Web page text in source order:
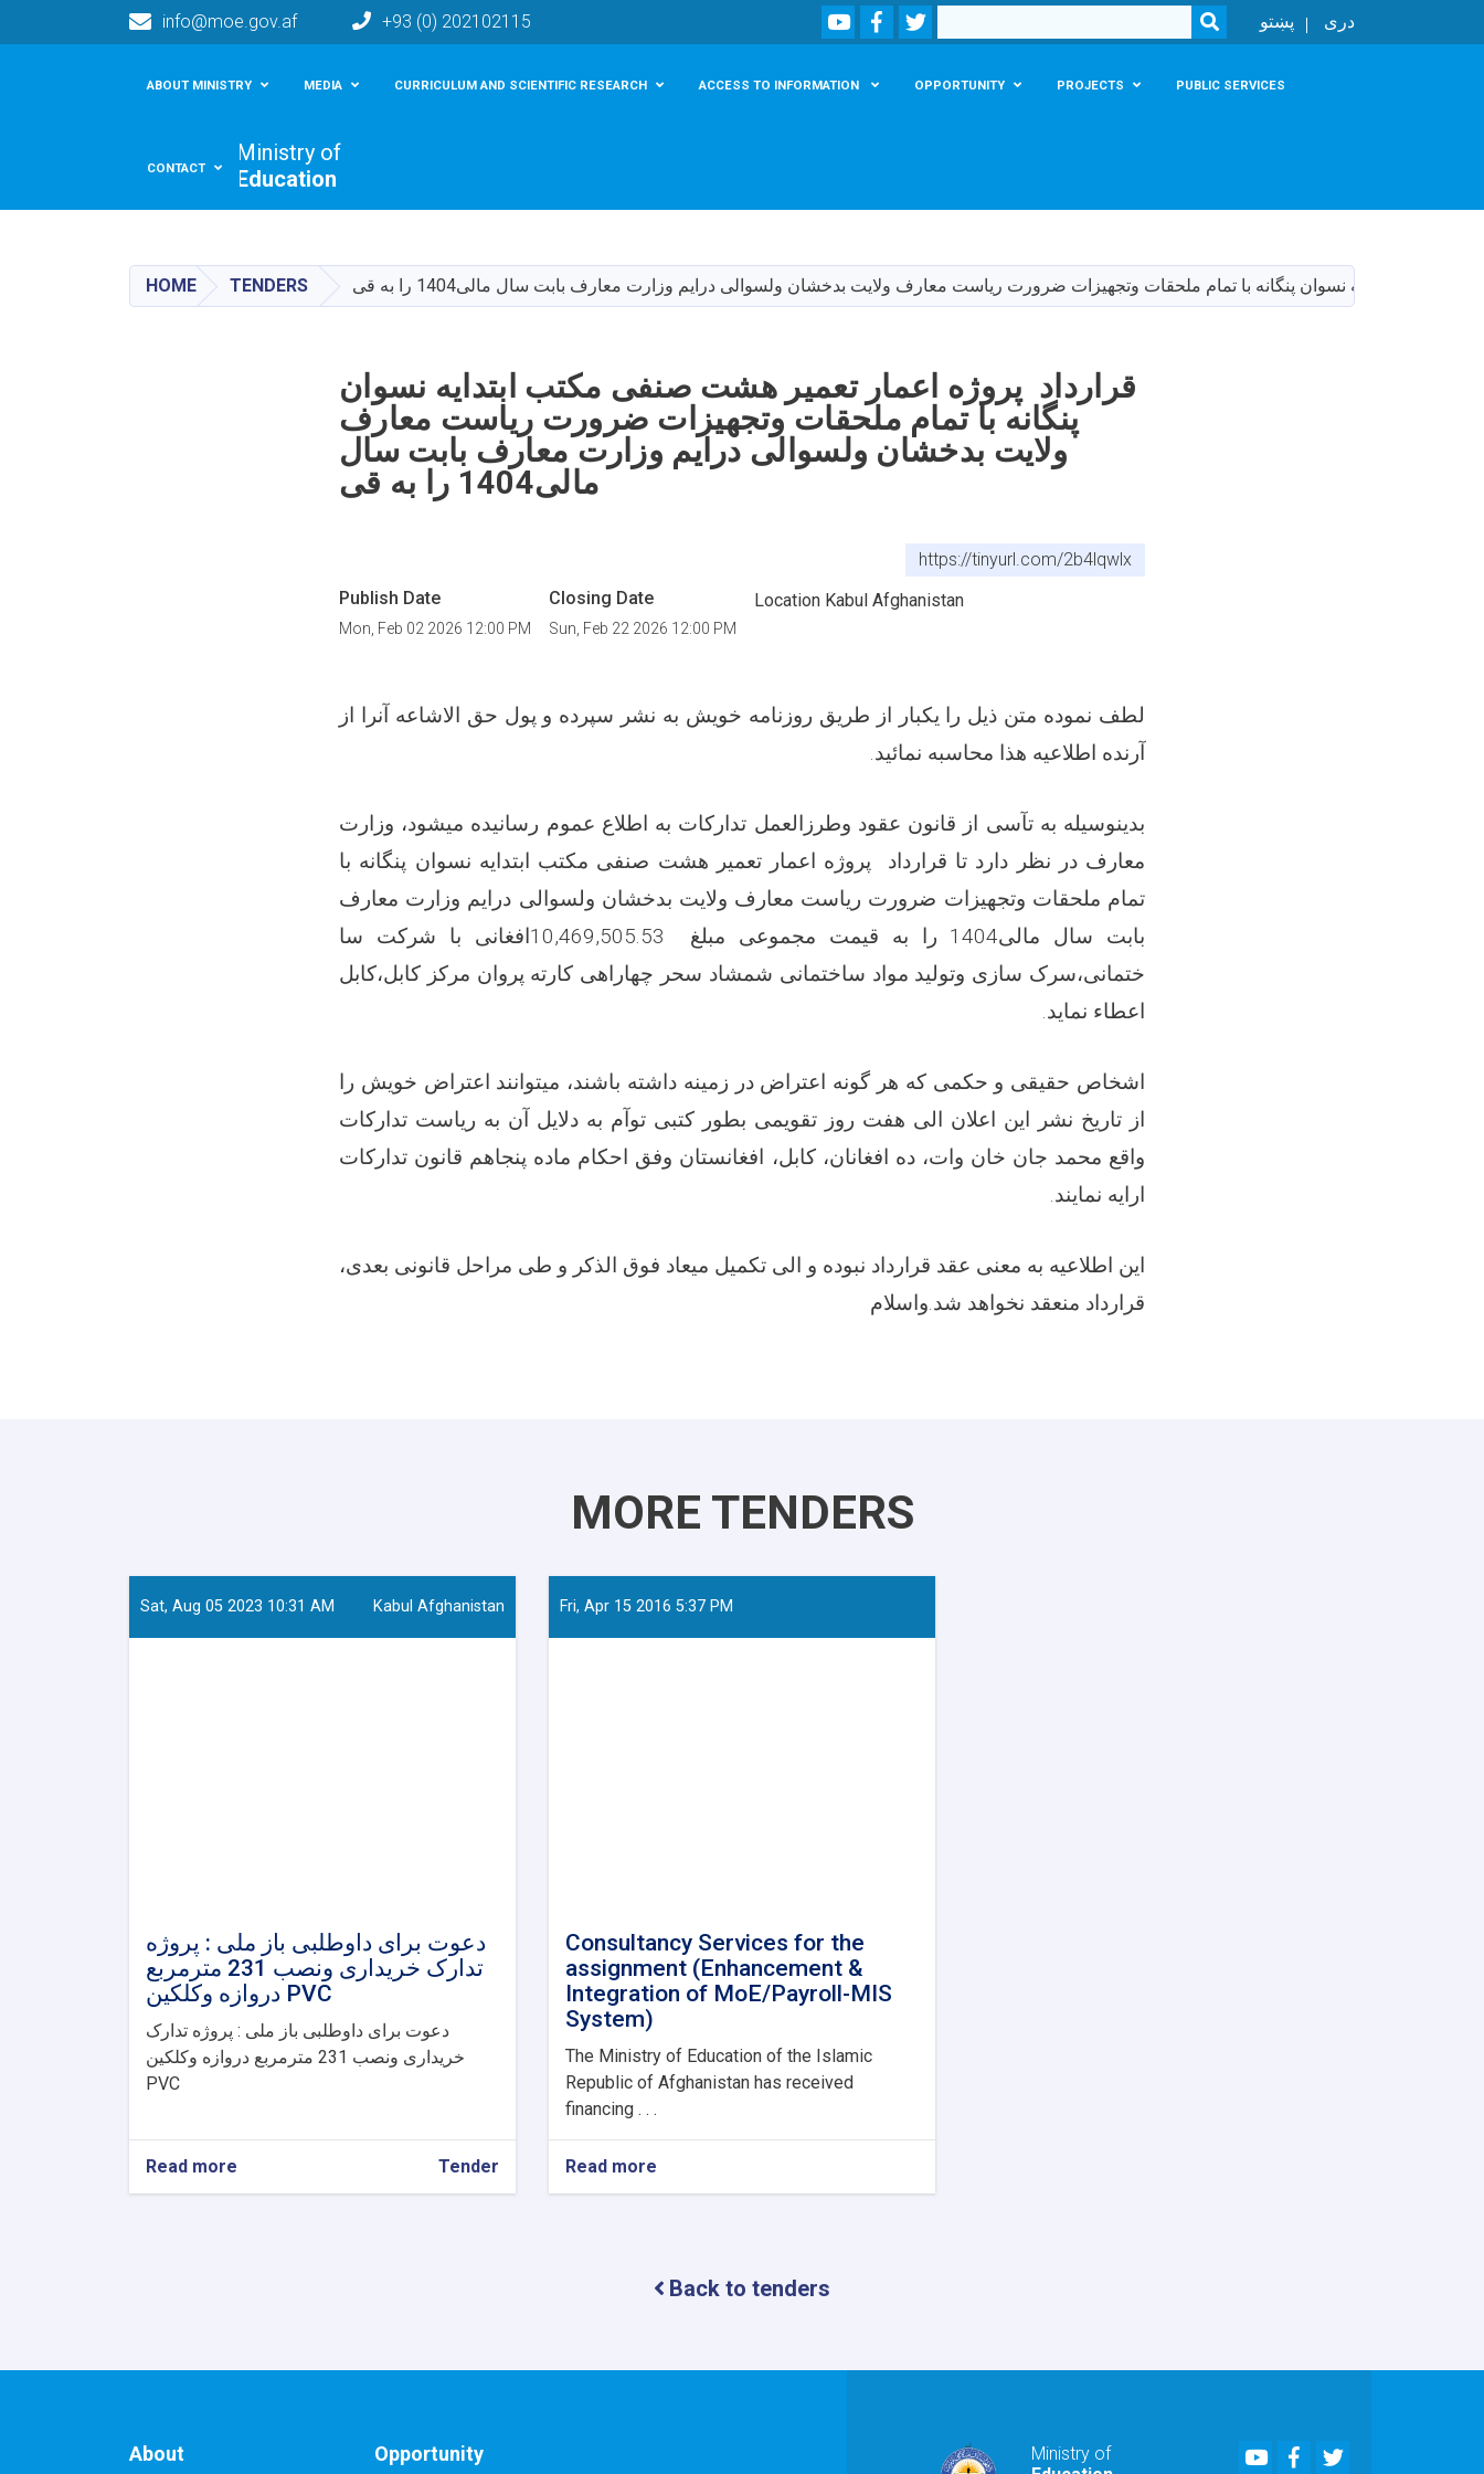
main
content
info@moe.gov.af +93 (0) 202102115 YoutubeFacebookTwitter
Search SEARCH
پښتو دری
Ministry of
Education
ABOUT MINISTRY MEDIA CURRICULUM AND SCIENTIFIC RESEARCH ACCESS TO INFORMATION OPPORTUNITY PROJECTS PUBLIC SERVICES
CONTACT
HOME TENDERS مکتب ابتدایه نسوان پنگانه با تمام ملحقات وتجهیزات ضرورت ریاست معارف ولایت بدخشان ولسوالی درایم وزارت معارف بابت سال مالی1404 را به قی
قرارداد پروژه اعمار تعمیر هشت صنفی مکتب ابتدایه نسوان
پنگانه با تمام ملحقات وتجهیزات ضرورت ریاست معارف
ولایت بدخشان ولسوالی درایم وزارت معارف بابت سال
مالی1404 را به قی
https://tinyurl.com/2b4lqwlx
Publish Date
Mon, Feb 02 2026 12:00 PM
Closing Date
Sun, Feb 22 2026 12:00 PM
Location Kabul Afghanistan
لطف نموده متن ذیل را یکبار از طریق روزنامه خویش به نشر سپرده و پول حق الاشاعه آنرا از
آرنده اطلاعیه هذا محاسبه نمائید
بدینوسیله به تآسی از قانون عقود وطرزالعمل تدارکات به اطلاع عموم رسانیده میشود، وزارت
معارف در نظر دارد تا قرارداد
پروژه اعمار تعمیر هشت صنفی مکتب ابتدایه نسوان پنگانه با
تمام ملحقات وتجهیزات ضرورت ریاست معارف ولایت بدخشان ولسوالی درایم وزارت معارف
بابت سال مالی1404
را به قیمت مجموعی مبلغ 10,469,505.53افغانی با شرکت سا
ختمانی،سرک سازی وتولید مواد ساختمانی شمشاد سحر چهاراهی کارته پروان مرکز کابل،کابل
اعطاء نماید.
اشخاص حقیقی و حکمی که هر گونه اعتراض در زمینه داشته باشند، میتوانند اعتراض خویش را
از تاریخ نشر این اعلان الی هفت روز تقویمی بطور کتبی توآم به دلایل آن به ریاست تدارکات
واقع محمد جان خان وات، ده افغانان، کابل، افغانستان وفق احکام ماده پنجاهم قانون تدارکات
ارایه نمایند.
این اطلاعیه به معنی عقد قرارداد نبوده و الی تکمیل میعاد فوق الذکر و طی مراحل قانونی بعدی،
قرارداد منعقد نخواهد شد .واسلام
MORE TENDERS
Sat, Aug 05 2023 10:31 AM Kabul Afghanistan
دعوت برای داوطلبی باز ملی : پروژه
تدارک خریداری ونصب 231 مترمربع
دروازه وکلکین PVC
دعوت برای داوطلبی باز ملی : پروژه تدارک
خریداری ونصب 231 مترمربع دروازه وکلکین
PVC
Read more Tender
Fri, Apr 15 2016 5:37 PM
Consultancy Services for the
assignment (Enhancement &
Integration of MoE/Payroll-MIS
System)
The Ministry of Education of the Islamic
Republic of Afghanistan has received
financing . . .
Read more
assignment
(Enhancement
Back to tenders
About Opportunity
Ministry of
YoutubeFacebook
Twitter